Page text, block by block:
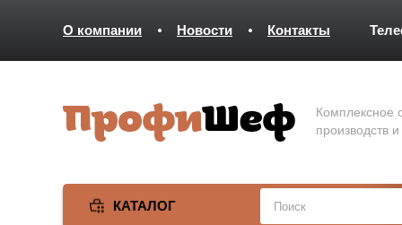
О компании Новости Контакты
Комплексное
производств
КАТАЛОГ